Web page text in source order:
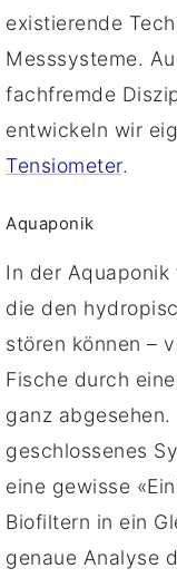
existierende
Messsysteme. A
fachfremde
entwickeln wir
Tensiometer.
Aquaponik
In der Aquaponik
die den
stören können –
Fische durch
ganz
geschlossenes
eine gewisse
Biofiltern in ein
genaue Analyse